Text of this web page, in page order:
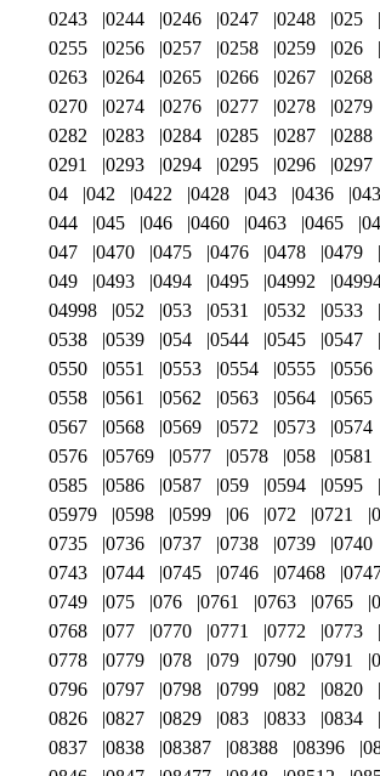
0243
0244 0246 0247 0248 025
0255
0256 0257 0258 0259 026
0263
0264 0265 0266 0267 0268
0270
0274 0276 0277 0278 0279
0282
0283 0284 0285 0287 0288
0291
0293 0294 0295 0296 0297
04
042 0422 0428 043 0436
044
045 046 0460 0463 0465
047
0470 0475 0476 0478 0479
049
0493 0494 0495 04992
04998
052 053 0531 0532 0533
0538
0539 054 0544 0545 0547
0550
0551 0553 0554 0555 0556
0558
0561 0562 0563 0564 0565
0567
0568 0569 0572 0573 0574
0576
05769 0577 0578 058 0581
0585
0586 0587 059 0594 0595
05979
0598 0599 06 072 0721
0735
0736 0737 0738 0739 0740
0743
0744 0745 0746 07468
0749
075 076 0761 0763 0765
0768
077 0770 0771 0772 0773
0778
0779 078 079 0790 0791
0796
0797 0798 0799 082 0820
0826
0827 0829 083 0833 0834
0837
0838 08387 08388 08396